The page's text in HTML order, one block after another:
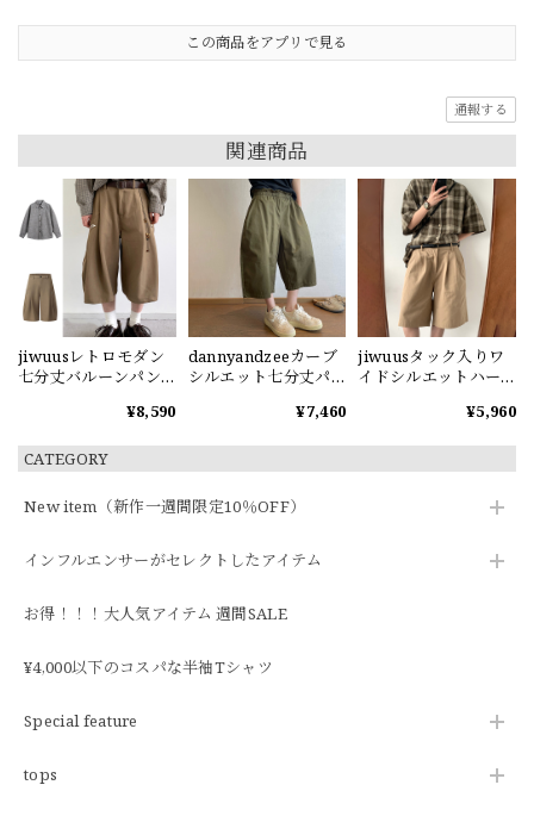
CATEGORY
New item（新作一週間限定10％OFF）
インフルエンサーがセレクトしたアイテム
お得！！！大人気アイテム 週間SALE
¥4,000以下のコスパな半袖Tシャツ
Special feature
tops
この商品をアプリで見る
通報する
関連商品
jiwuusレトロモダン
七分丈バルーンパン
¥8,590
dannyandzeeカーブ
シルエット七分丈パ
¥7,460
jiwuusタック入りワ
イドシルエットハー
¥5,960